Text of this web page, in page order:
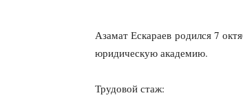
Азамат Ескараев родился 7
юридическую академию.
Трудовой стаж: